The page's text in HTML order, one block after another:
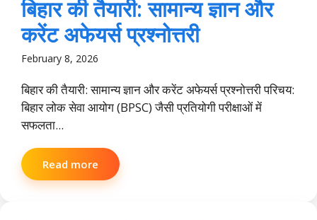
बिहार की तैयारी: सामान्य ज्ञान और
करेंट अफेयर्स प्रश्नोत्तरी
February 8, 2026
बिहार की तैयारी: सामान्य ज्ञान और करेंट अफेयर्स प्रश्नोत्तरी परिचय:
बिहार लोक सेवा आयोग (BPSC) जैसी प्रतियोगी परीक्षाओं में
सफलता...
Read more